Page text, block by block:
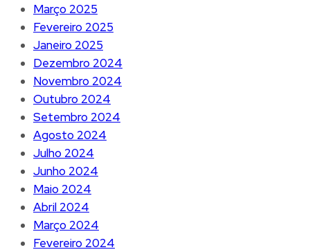
Março 2025
Fevereiro 2025
Janeiro 2025
Dezembro 2024
Novembro 2024
Outubro 2024
Setembro 2024
Agosto 2024
Julho 2024
Junho 2024
Maio 2024
Abril 2024
Março 2024
Fevereiro 2024